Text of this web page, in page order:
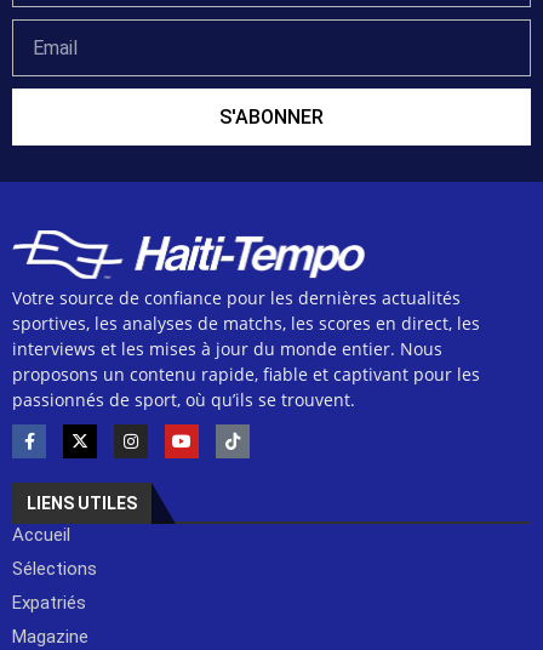
S'ABONNER
Votre source de confiance pour les dernières actualités
sportives, les analyses de matchs, les scores en direct, les
interviews et les mises à jour du monde entier. Nous
proposons un contenu rapide, fiable et captivant pour les
passionnés de sport, où qu’ils se trouvent.
LIENS UTILES
Accueil
Sélections
Expatriés
Magazine